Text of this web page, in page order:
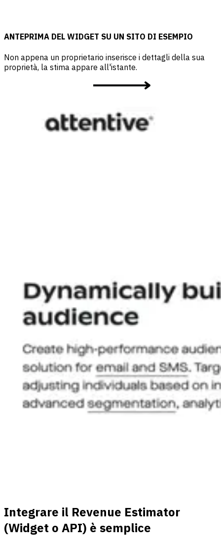
ANTEPRIMA DEL WIDGET SU UN SITO DI ESEMPIO
Non appena un proprietario inserisce i dettagli della sua
proprietà, la stima appare all'istante.
Integrare il Revenue Estimator
(Widget o API) è semplice